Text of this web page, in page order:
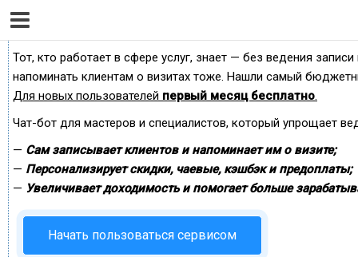
Сервис онлайн-записи на собственном Telegram-
Тот, кто работает в сфере услуг, знает — без ведения
напоминать клиентам о визитах тоже. Нашли самый
Для новых пользователей первый месяц бесплатно.
Чат-бот для мастеров и специалистов, который упрощает
— Сам записывает клиентов и напоминает им о визите;
— Персонализирует скидки, чаевые, кэшбэк и предоплаты;
— Увеличивает доходимость и помогает больше
Начать пользоваться сервисом